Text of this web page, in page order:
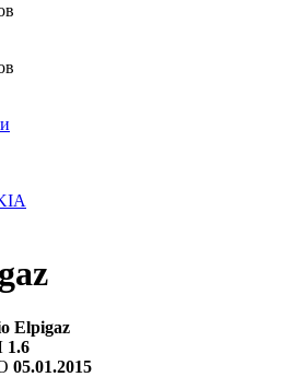
Elpigaz
1.6
05.01.2015